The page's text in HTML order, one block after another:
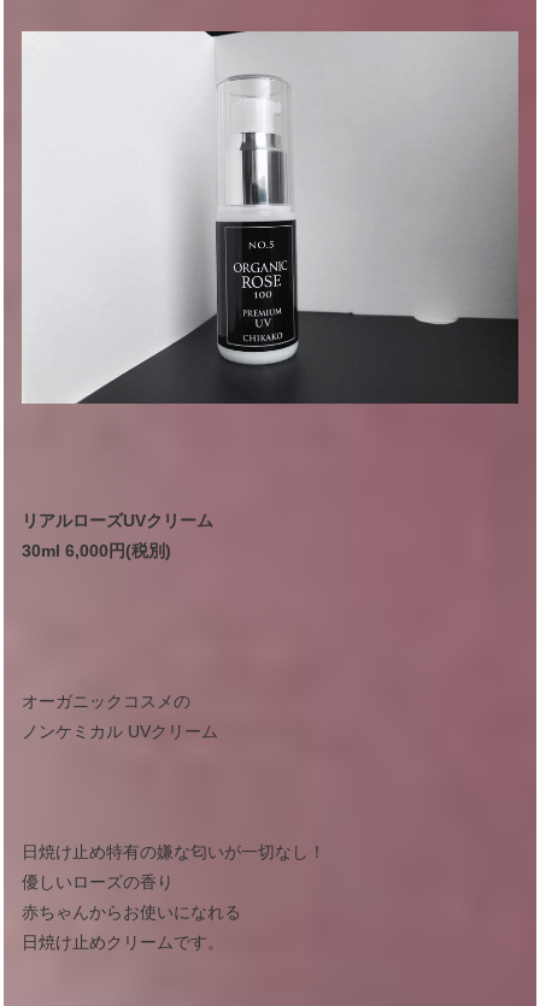
リアルローズUVクリーム
30ml 6,000円(税別)
オーガニックコスメの
ノンケミカル UVクリーム
日焼け止め特有の嫌な匂いが一切なし！
優しいローズの香り
赤ちゃんからお使いになれる
日焼け止めクリームです。